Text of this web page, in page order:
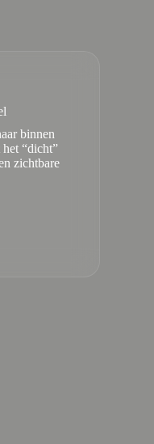
binnen
“dicht”
zichtbare